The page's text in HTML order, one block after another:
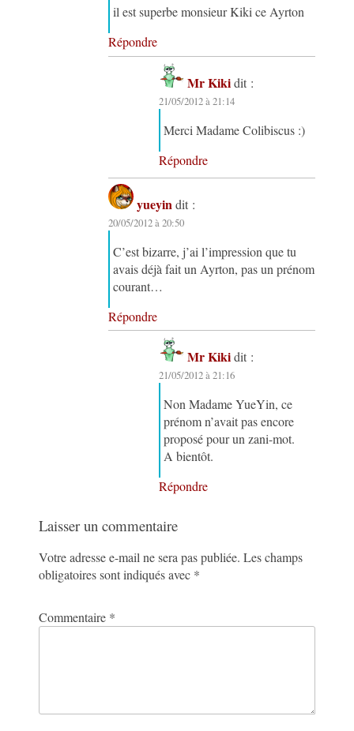
il est superbe monsieur Kiki ce Ayrton
Répondre
Mr Kiki dit :
21/05/2012 à 21:14
Merci Madame Colibiscus :)
Répondre
yueyin dit :
20/05/2012 à 20:50
C’est bizarre, j’ai l’impression que tu
avais déjà fait un Ayrton, pas un prénom
courant…
Répondre
Mr Kiki dit :
21/05/2012 à 21:16
Non Madame YueYin, ce
prénom n’avait pas encore
proposé pour un zani-mot.
A bientôt.
Répondre
Laisser un commentaire
Votre adresse e-mail ne sera pas publiée. Les champs
obligatoires sont indiqués avec *
Commentaire *